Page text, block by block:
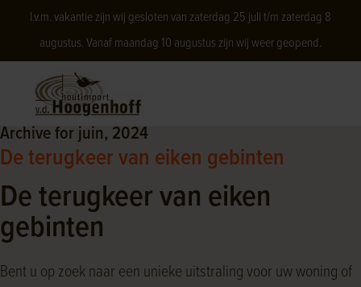
I.v.m. vakantie zijn wij gesloten van zaterdag 25 juli t/m zaterdag 8
augustus. Vanaf maandag 10 augustus zijn wij weer geopend.
Archive for juin, 2024
De terugkeer van eiken gebinten
De terugkeer van eiken
gebinten
Bent u op zoek naar een unieke uitstraling voor uw woning of